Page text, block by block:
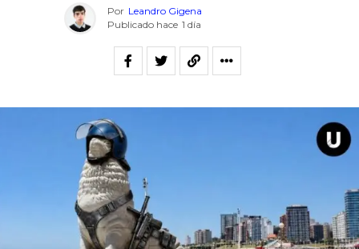
Por Leandro Gigena
Publicado hace 1 día